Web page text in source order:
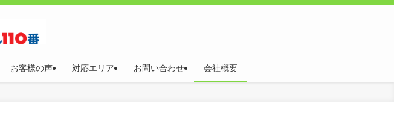
お客様の声 対応エリア お問い合わせ 会社概要